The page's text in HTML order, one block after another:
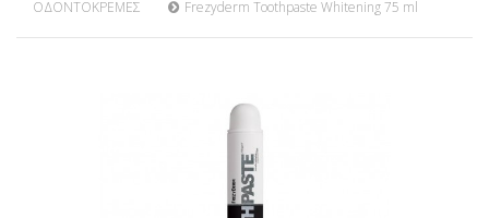
ΟΔΟΝΤΟΚΡΕΜΕΣ
Frezyderm Toothpaste Whitening 75 ml